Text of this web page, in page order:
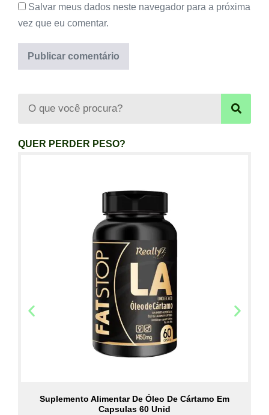
Salvar meus dados neste navegador para a próxima
vez que eu comentar.
QUER PERDER PESO?
Suplemento Alimentar De Óleo De Cártamo Em
Capsulas 60 Unid